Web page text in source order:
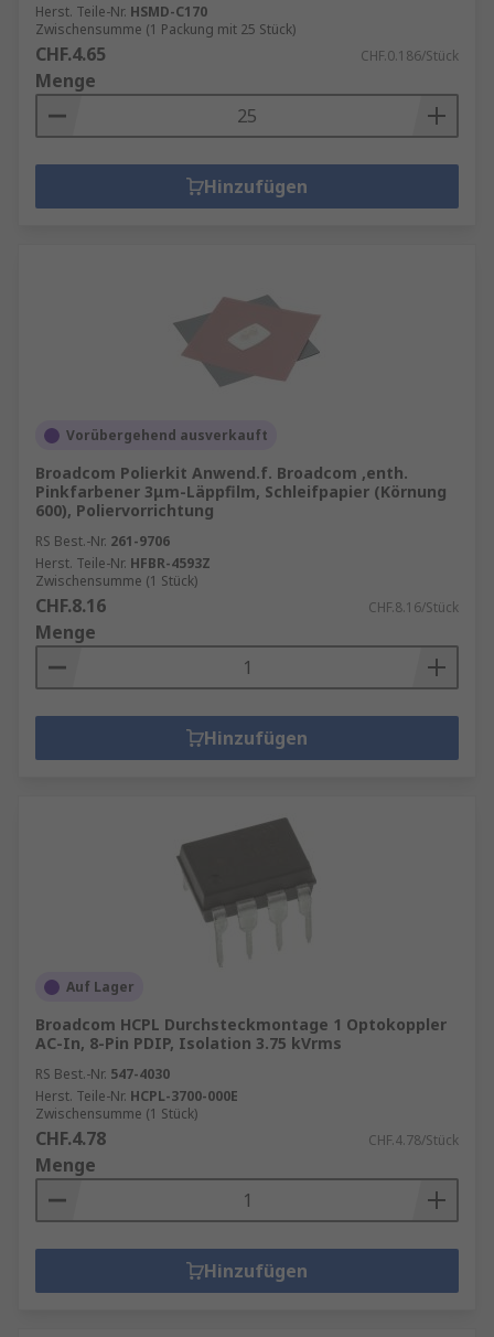
Herst. Teile-Nr. HSMD-C170
Zwischensumme (1 Packung mit 25 Stück)
CHF.4.65 CHF.0.186/Stück
Menge
Hinzufügen
Vorübergehend ausverkauft
Broadcom Polierkit Anwend.f. Broadcom ,enth.
Pinkfarbener 3μm-Läppfilm, Schleifpapier (Körnung
600), Poliervorrichtung
RS Best.-Nr. 261-9706
Herst. Teile-Nr. HFBR-4593Z
Zwischensumme (1 Stück)
CHF.8.16 CHF.8.16/Stück
Menge
Hinzufügen
Auf Lager
Broadcom HCPL Durchsteckmontage 1 Optokoppler
AC-In, 8-Pin PDIP, Isolation 3.75 kVrms
RS Best.-Nr. 547-4030
Herst. Teile-Nr. HCPL-3700-000E
Zwischensumme (1 Stück)
CHF.4.78 CHF.4.78/Stück
Menge
Hinzufügen